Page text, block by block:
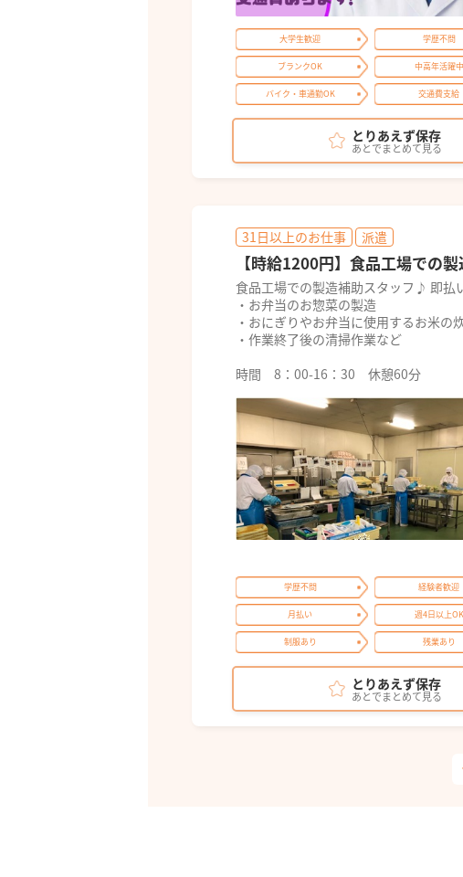
大学生歓迎 学歴不問
ブランクOK 中高年活躍中
バイク・車通勤OK 交通費支給
とりあえず保存
あとでまとめて見る
31日以上のお仕事 派遣
【時給1200円】食品工場での
食品工場での製造補助スタッフ♪ 即払
・お弁当のお惣菜の製造
・おにぎりやお弁当に使用するお米の
・作業終了後の清掃作業など
時間 8：00-16：30 休憩60分
学歴不問 経験者歓迎
月払い 週4日以上OK
制服あり 残業あり
とりあえず保存
あとでまとめて見る